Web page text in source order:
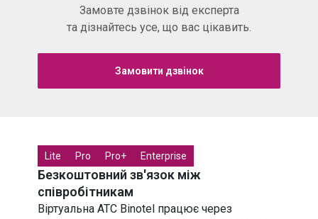
Замовте дзвінок від експерта
та дізнайтесь усе, що вас цікавить.
Замовити дзвінок
Безкоштовний зв'язок між
співробітникам
Lite Pro Pro+ Enterprise
Віртуальна АТС Binotel працює через